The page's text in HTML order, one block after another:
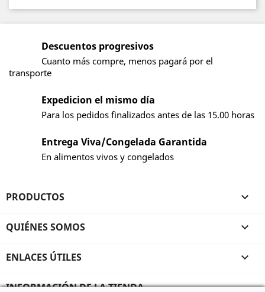
Descuentos progresivos
Cuanto más compre, menos pagará por el
transporte
Expedicion el mismo día
Para los pedidos finalizados antes de las 15.00 horas
Entrega Viva/Congelada Garantida
En alimentos vivos y congelados
PRODUCTOS 
QUIÉNES SOMOS 
ENLACES ÚTILES 
INFORMACIÓN DE LA TIENDA